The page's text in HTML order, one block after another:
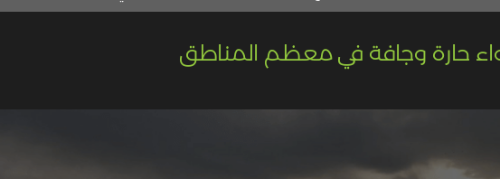
حارة وجافة في معظم المناطق